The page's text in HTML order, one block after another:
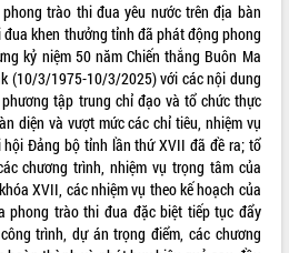
trào thi đua yêu nước trên địa bàn
khen thưởng tỉnh đã phát động phong
kỷ niệm 50 năm Chiến thắng Buôn Ma
(10/3/1975-10/3/2025) với các nội dung
tập trung chỉ đạo và tổ chức thực
diện và vượt mức các chỉ tiêu, nhiệm vụ
Đảng bộ tỉnh lần thứ XVII đã đề ra; tổ
chương trình, nhiệm vụ trọng tâm của
XVII, các nhiệm vụ theo kế hoạch của
phong trào thi đua đặc biệt tiếp tục đẩy
trình, dự án trọng điểm, các chương